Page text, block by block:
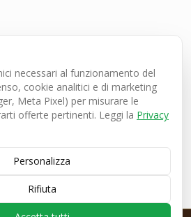
20:30
Tennis Specialist Srl
08050380727
Specialist. Tutti i diritti riservati.
Italia
🇪🇺 Europa
necessari al funzionamento del
cookie analitici e di marketing
Meta Pixel) per misurare le
offerte pertinenti. Leggi la Privacy
Personalizza
Rifiuta